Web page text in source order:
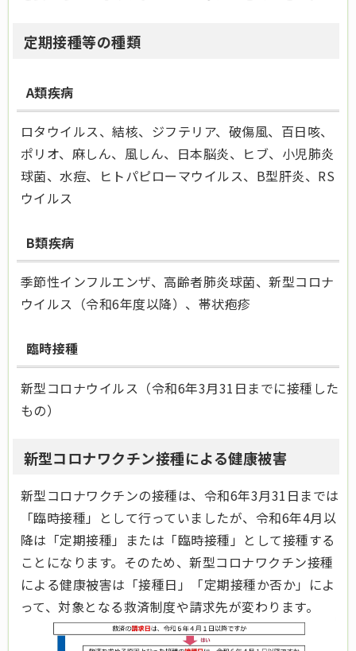
定期接種等の種類
A類疾病
ロタウイルス、結核、ジフテリア、破傷風、百日咳、
ポリオ、麻しん、風しん、日本脳炎、ヒブ、小児肺炎
球菌、水痘、ヒトパピローマウイルス、B型肝炎、RS
ウイルス
B類疾病
季節性インフルエンザ、高齢者肺炎球菌、新型コロナ
ウイルス（令和6年度以降）、帯状疱疹
臨時接種
新型コロナウイルス（令和6年3月31日までに接種した
もの）
新型コロナワクチン接種による健康被害
新型コロナワクチンの接種は、令和6年3月31日までは
「臨時接種」として行っていましたが、令和6年4月以
降は「定期接種」または「臨時接種」として接種する
ことになります。そのため、新型コロナワクチン接種
による健康被害は「接種日」「定期接種か否か」によ
って、対象となる救済制度や請求先が変わります。